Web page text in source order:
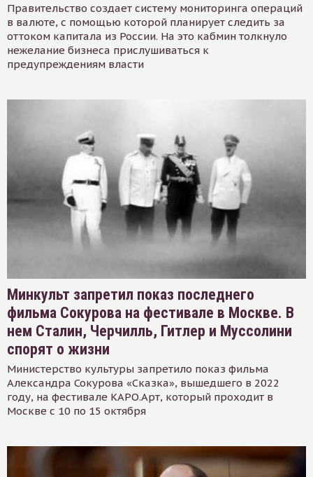
Правительство создает систему мониторинга операций
в валюте, с помощью которой планирует следить за
оттоком капитала из России. На это кабмин толкнуло
нежелание бизнеса прислушиваться к
предупреждениям власти
Минкульт запретил показ последнего
фильма Сокурова на фестивале в Москве. В
нем Сталин, Черчилль, Гитлер и Муссолини
спорят о жизни
Министерство культуры запретило показ фильма
Александра Сокурова «Сказка», вышедшего в 2022
году, на фестивале КАРО.Арт, который проходит в
Москве с 10 по 15 октября